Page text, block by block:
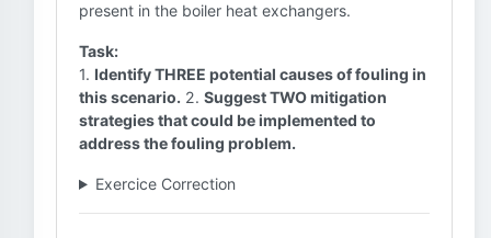
present in the boiler heat exchangers.
Task:
1. Identify THREE potential causes of fouling in
this scenario. 2. Suggest TWO mitigation
strategies that could be implemented to
address the fouling problem.
Exercice Correction